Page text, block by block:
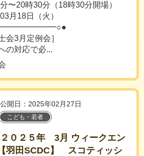
〜20時30分（18時30分開場）
月18日（火）
会3月定例会］
の対応で必...
公開日：2025年02月27日
こども・若者
２０２５年 3月 ウィークエン
羽田SCDC】 スコティッシ